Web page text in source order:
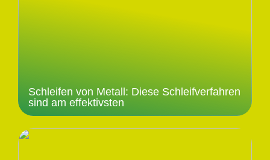
Schleifen von Metall: Diese Schleifverfahren
sind am effektivsten